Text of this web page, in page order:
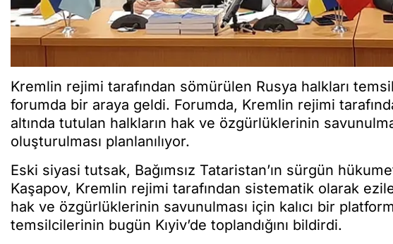
Kremlin rejimi tarafından sömürülen Rusya halkları
forumda bir araya geldi. Forumda, Kremlin rejimi
altında tutulan halkların hak ve özgürlüklerinin
oluşturulması planlanılıyor.
Eski siyasi tutsak, Bağımsız Tataristan’ın sürgün
Kaşapov, Kremlin rejimi tarafından sistematik olarak
hak ve özgürlüklerinin savunulması için kalıcı bir
temsilcilerinin bugün Kıyiv’de toplandığını bildirdi.